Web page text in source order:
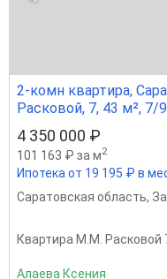
2-комн квартира,
Расковой, 7, 43 м², 7/
4 350 000 ₽
101 163 ₽ за м2
Ипотека от 19 195 ₽ в
Саратовская область,
Квартира М.М. Расковой
Алаева Ксения